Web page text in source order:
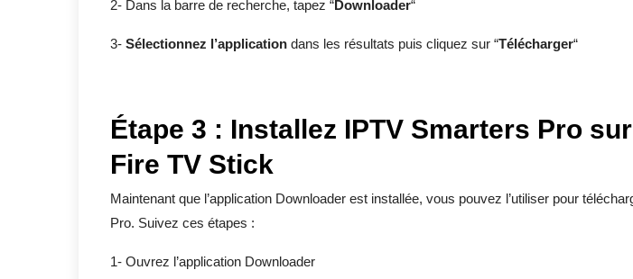
2- Dans la barre de recherche, tapez “Downloader“
3- Sélectionnez l’application dans les résultats puis cliquez sur “Télécharger“
Étape 3 : Installez IPTV Smarters Pro
Fire TV Stick
Maintenant que l’application Downloader est installée, vous pouvez l’utiliser pour
Pro. Suivez ces étapes :
1- Ouvrez l’application Downloader